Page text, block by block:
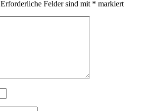
Erforderliche Felder sind mit * markiert